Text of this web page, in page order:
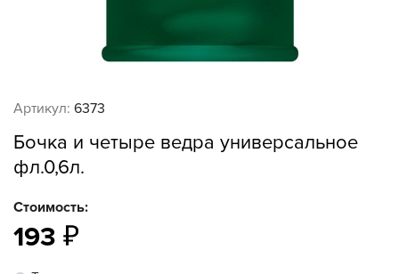
Артикул: 6373
Бочка и четыре ведра универсальное
фл.0,6л.
Стоимость:
193